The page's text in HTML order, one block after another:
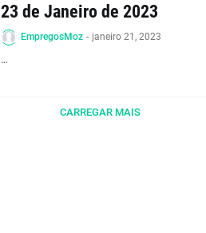
23 de Janeiro de 2023
EmpregosMoz - janeiro 21, 2023
…
CARREGAR MAIS